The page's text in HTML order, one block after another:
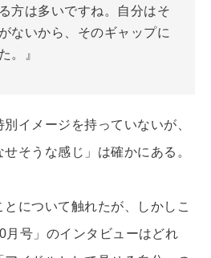
方は多いですね。自分はそ
ないから、そのギャップに
。』
イメージを持っていないが、
せそうな感じ」は確かにある。
について触れたが、しかしこ
号」のインタビューはどれ